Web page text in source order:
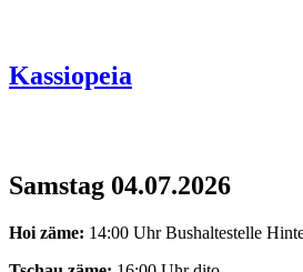
Kassiopeia
Samstag 04.07.2026
Hoi zäme: 14:00 Uhr Bushaltestelle